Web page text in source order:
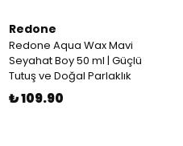
Redone
Redone Aqua Wax Mavi
Seyahat Boy 50 ml | Güçlü
Tutuş ve Doğal Parlaklık
₺ 109.90